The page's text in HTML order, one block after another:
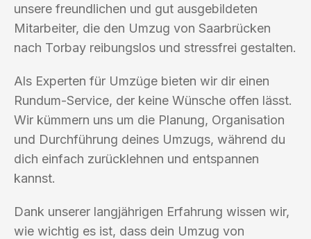
unsere freundlichen und gut ausgebildeten
Mitarbeiter, die den Umzug von Saarbrücken
nach Torbay reibungslos und stressfrei gestalten.
Als Experten für Umzüge bieten wir dir einen
Rundum-Service, der keine Wünsche offen lässt.
Wir kümmern uns um die Planung, Organisation
und Durchführung deines Umzugs, während du
dich einfach zurücklehnen und entspannen
kannst.
Dank unserer langjährigen Erfahrung wissen wir,
wie wichtig es ist, dass dein Umzug von